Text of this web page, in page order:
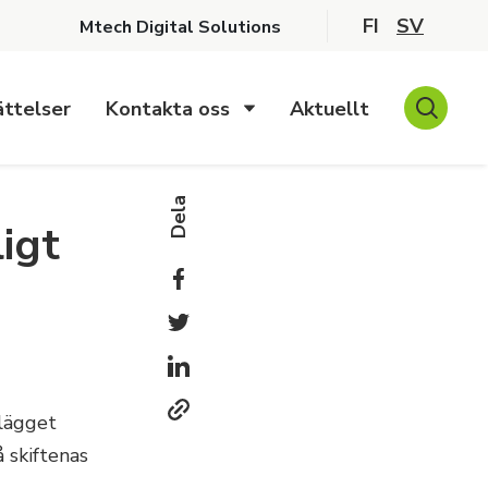
Mtech Digital Solutions FI SV
Kontakta oss Aktuellt
skiftenas
Dela